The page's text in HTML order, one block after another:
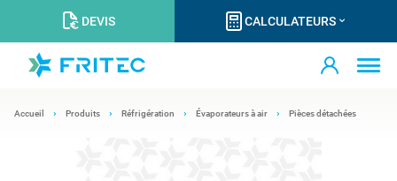
DEVIS CALCULATEURS
Accueil Produits Réfrigération Évaporateurs à air Pièces détachées